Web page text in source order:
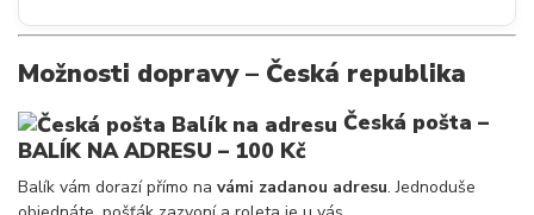
Možnosti dopravy – Česká republika
Česká pošta –
BALÍK NA ADRESU – 100 Kč
Balík vám dorazí přímo na vámi zadanou adresu. Jednoduše